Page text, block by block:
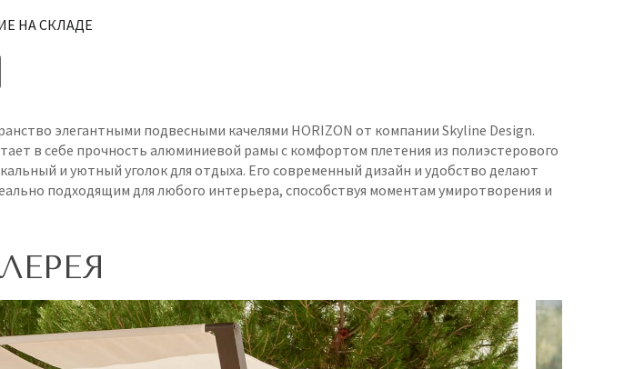
НА СКЛАДЕ
элегантными подвесными качелями HORIZON от компании Skyline Design.
в себе прочность алюминиевой рамы с комфортом плетения из полиэстерового
и уютный уголок для отдыха. Его современный дизайн и удобство делают
подходящим для любого интерьера, способствуя моментам умиротворения и